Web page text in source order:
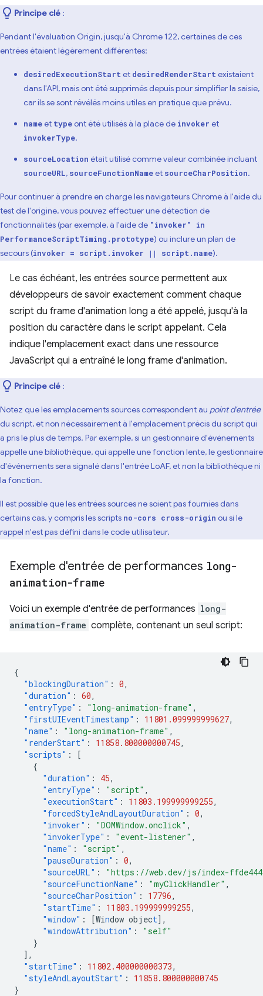
Principe clé :
Pendant l'évaluation Origin, jusqu'à Chrome 122, certaines de ces
entrées étaient légèrement différentes:
desiredExecutionStart et desiredRenderStart existaient
dans l'API, mais ont été supprimés depuis pour simplifier la saisie,
car ils se sont révélés moins utiles en pratique que prévu.
nameet typeont été utilisés à la place de invoker et
invokerType.
sourceLocation était utilisé comme valeur combinée incluant
sourceURL, sourceFunctionNameet sourceCharPosition.
Pour continuer à prendre en charge les navigateurs Chrome à l'aide du
test de l'origine, vous pouvez effectuer une détection de
fonctionnalités (par exemple, à l'aide de "invoker" in
PerformanceScriptTiming.prototype) ou inclure un plan de
secours (invoker = script.invoker || script.name).
Le cas échéant, les entrées source permettent aux
développeurs de savoir exactement comment chaque
script du frame d'animation long a été appelé, jusqu'à la
position du caractère dans le script appelant. Cela
indique l'emplacement exact dans une ressource
JavaScript qui a entraîné le long frame d'animation.
Principe clé :
Notez que les emplacements sources correspondent au point d'entrée
du script, et non nécessairement à l'emplacement précis du script qui
a pris le plus de temps. Par exemple, si un gestionnaire d'événements
appelle une bibliothèque, qui appelle une fonction lente, le gestionnaire
d'événements sera signalé dans l'entrée LoAF, et non la bibliothèque ni
la fonction.
Il est possible que les entrées sources ne soient pas fournies dans
certains cas, y compris les scripts no-cors cross-origin ou si le
rappel n'est pas défini dans le code utilisateur.
Exemple d'entrée de performances long-
animation-frame
Voici un exemple d'entrée de performances long-
animation-frame complète, contenant un seul script:
{
"blockingDuration" : 0,
"duration" : 60,
"entryType" : "long-animation-frame" ,
"firstUIEventTimestamp" : 11801.099999999627,
"name" : "long-animation-frame" ,
"renderStart" : 11858.800000000745,
"scripts" :
[
{
"duration" : 45,
"entryType" : "script" ,
"executionStart" : 11803.199999999255,
"forcedStyleAndLayoutDuration" : 0,
"invoker" : "DOMWindow.onclick" ,
"invokerType" : "event-listener" ,
"name" : "script" ,
"pauseDuration" : 0,
"sourceURL" :
"https://web.dev/js/index-
"sourceFunctionName" : "myClickHandler" ,
"sourceCharPosition" : 17796,
"startTime" : 11803.199999999255,
"window" : [Window object],
"windowAttribution" :
"self"
}
],
"startTime" : 11802.400000000373,
"styleAndLayoutStart" :
11858.800000000745
}